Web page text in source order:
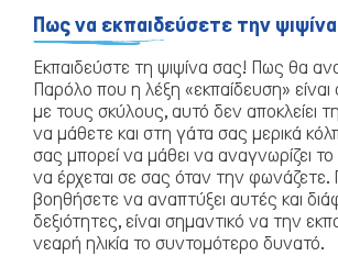
Πως να εκπαιδεύσετε την
Εκπαιδεύστε τη ψιψίνα σας! Πως θα
Παρόλο που η λέξη «εκπαίδευση»
με τους σκύλους, αυτό δεν αποκλείει
να μάθετε και στη γάτα σας μερικά
σας μπορεί να μάθει να αναγνωρίζει
να έρχεται σε σας όταν την φωνάζετε.
βοηθήσετε να αναπτύξει αυτές και
δεξιότητες, είναι σημαντικό να την
νεαρή ηλικία το συντομότερο δυνατό.